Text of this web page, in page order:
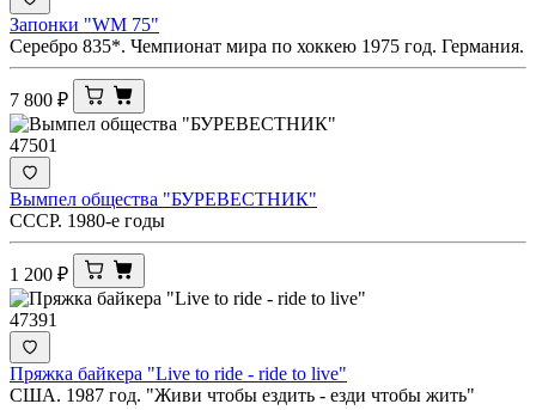
Запонки "WM 75"
Серебро 835*. Чемпионат мира по хоккею 1975 год. Германия.
7 800 ₽
47501
Вымпел общества "БУРЕВЕСТНИК"
СССР. 1980-е годы
1 200 ₽
47391
Пряжка байкера "Live to ride - ride to live"
США. 1987 год. "Живи чтобы ездить - езди чтобы жить"